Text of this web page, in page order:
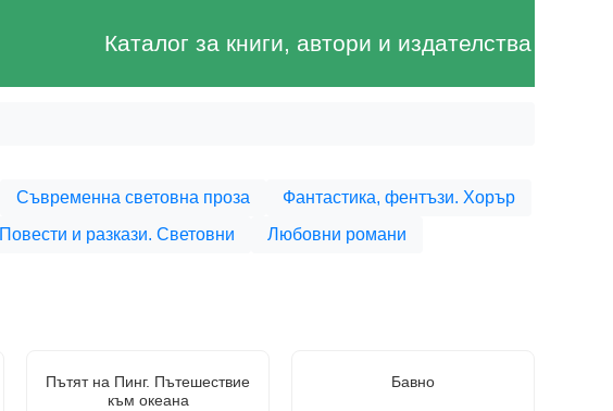
Каталог за книги, автори и издателства
Съвременна световна проза
Фантастика, фентъзи. Хорър
Повести и разкази. Световни
Любовни романи
Пътят на Пинг. Пътешествие
към океана
Бавно